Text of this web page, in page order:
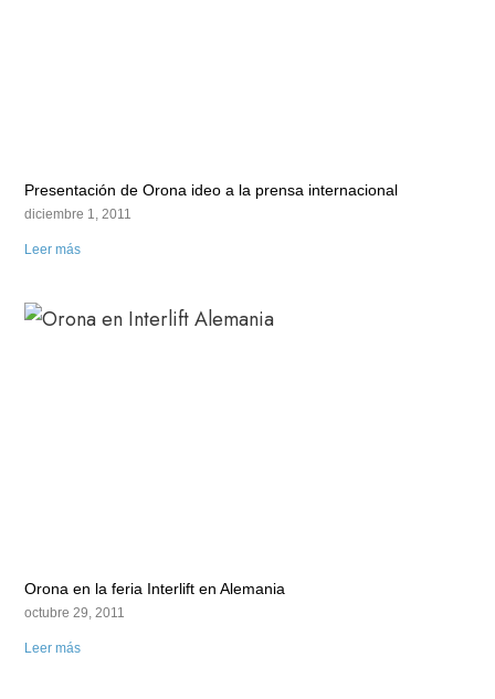
Presentación de Orona ideo a la prensa internacional
diciembre 1, 2011
Leer más
Orona en la feria Interlift en Alemania
octubre 29, 2011
Leer más